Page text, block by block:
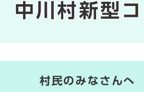
中川村新型
村民のみなさんへ